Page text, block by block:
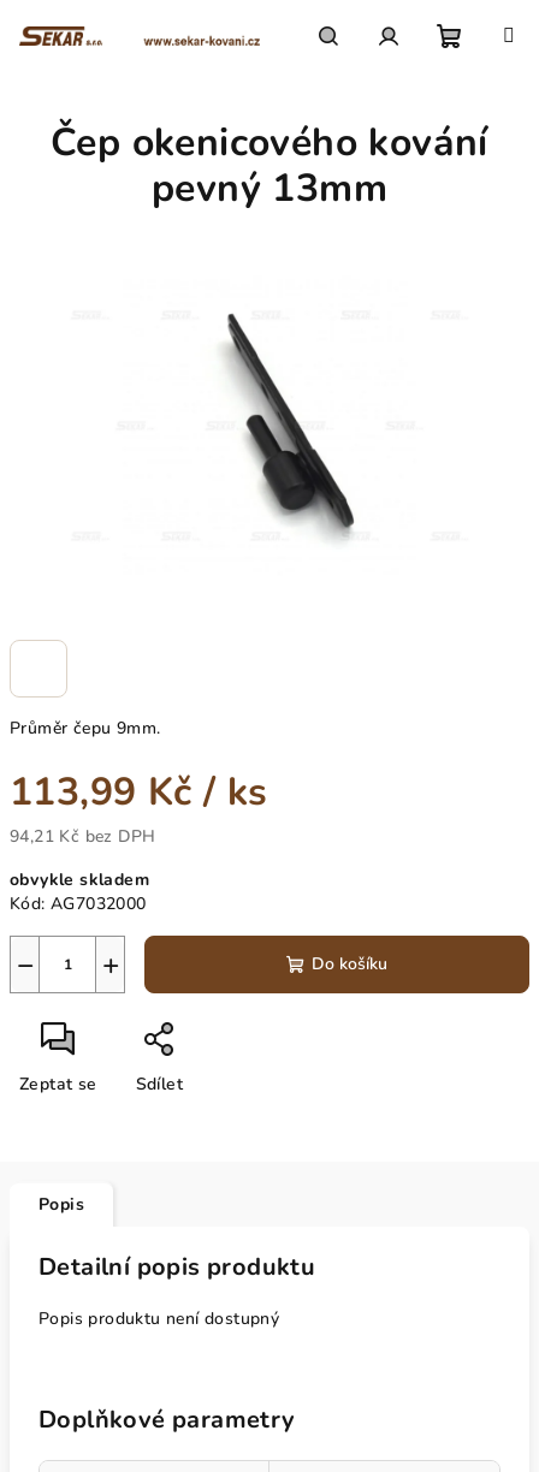
košík
Průměr čepu 9mm.
113,99 Kč/ ks
94,21 Kč bez DPH
cena:
obvykle skladem
Kód: AG7032000
+
− Do košíku
Zeptat se Sdílet
Čep okenicového kování
pevný 13mm
Popis
Detailní popis produktu
Popis produktu není dostupný
Doplňkové parametry